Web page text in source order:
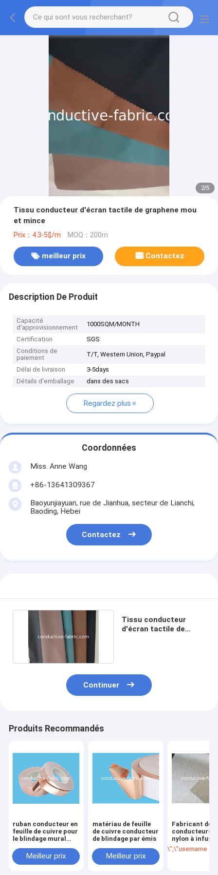
2/5
Tissu conducteur d'écran tactile de graphene mou
et mince
Prix：4.3-5$/m MOQ：200m
meilleur prix Contactez
Description De Produit
Capacité
d'approvisionnement
1000SQM/MONTH
Certification
SGS
Conditions de
paiement
T/T, Western Union, Paypal
Délai de livraison
3-5days
Détails d'emballage
dans des sacs
Regardez plus
Coordonnées
Miss. Anne Wang
+86-13641309367
Baoyunjiayuan, rue de Jianhua, secteur de Lianchi,
Baoding, Hebei
Contactez
Tissu conducteur
d'écran tactile de
Continuer
Produits Recommandés
ruban conducteur en
feuille de cuivre pour
le blindage mural
Meilleur prix
matériau de feuille
de cuivre conducteur
de blindage par émis
Meilleur prix
Fabricant de
conducteurs
nylon à
d'argent pour
blocage des